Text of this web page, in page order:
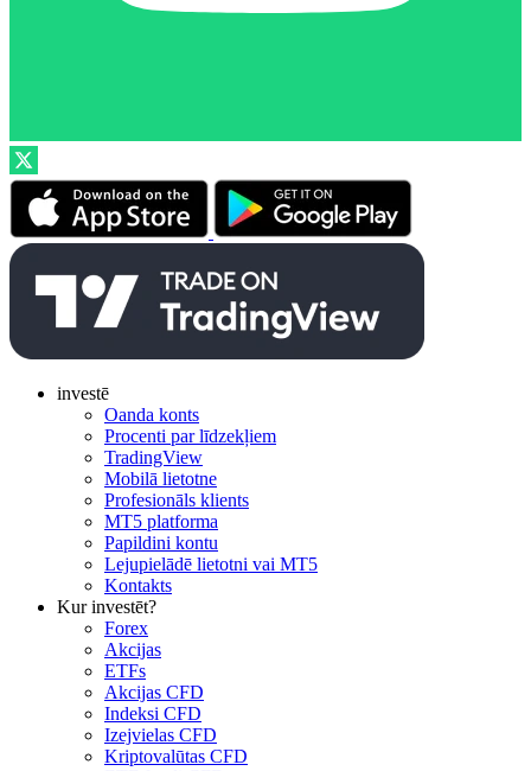
investē
Oanda konts
Procenti par līdzekļiem
TradingView
Mobilā lietotne
Profesionāls klients
MT5 platforma
Papildini kontu
Lejupielādē lietotni vai MT5
Kontakts
Kur investēt?
Forex
Akcijas
ETFs
Akcijas CFD
Indeksi CFD
Izejvielas CFD
Kriptovalūtas CFD